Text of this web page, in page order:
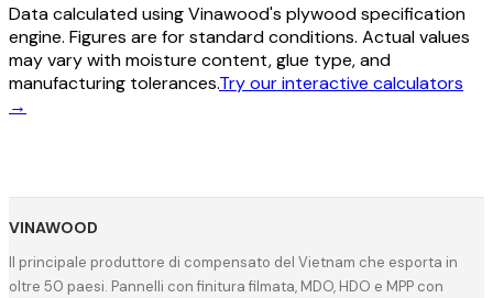
Data calculated using Vinawood's plywood specification
engine. Figures are for standard conditions. Actual values
may vary with moisture content, glue type, and
manufacturing tolerances.Try our interactive calculators
→
VINAWOOD
Il principale produttore di compensato del Vietnam che esporta in
oltre 50 paesi. Pannelli con finitura filmata, MDO, HDO e MPP con